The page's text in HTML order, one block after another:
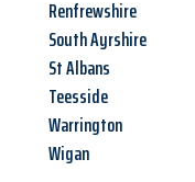
Renfrewshire
South Ayrshire
St Albans
Teesside
Warrington
Wigan